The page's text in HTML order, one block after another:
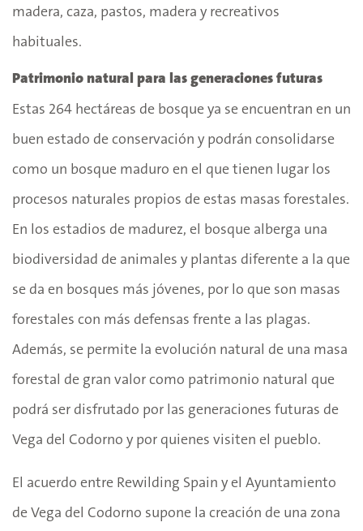
madera, caza, pastos, madera y recreativos
habituales.
Patrimonio natural para las generaciones futuras
Estas 264 hectáreas de bosque ya se encuentran en un
buen estado de conservación y podrán consolidarse
como un bosque maduro en el que tienen lugar los
procesos naturales propios de estas masas forestales.
En los estadios de madurez, el bosque alberga una
biodiversidad de animales y plantas diferente a la que
se da en bosques más jóvenes, por lo que son masas
forestales con más defensas frente a las plagas.
Además, se permite la evolución natural de una masa
forestal de gran valor como patrimonio natural que
podrá ser disfrutado por las generaciones futuras de
Vega del Codorno y por quienes visiten el pueblo.
El acuerdo entre Rewilding Spain y el Ayuntamiento
de Vega del Codorno supone la creación de una zona